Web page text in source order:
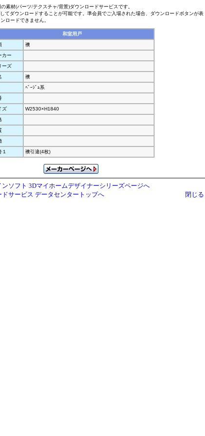
素材(パーツ/テクスチャ/背景)ダウンロードサービスです。
てダウンロードすることが可能です。準会員でご入場された場合、ダウンロードボタンが表
ロードできません。
和室用戸
襖
カー
ーズ
襖
ﾍﾞｰｼﾞｭ系
ズ
W2530×H1840
襖引違(4枚)
ソフト 3Dマイホームデザイナーシリーズページへ
サービス データセンタートップへ
閉じる